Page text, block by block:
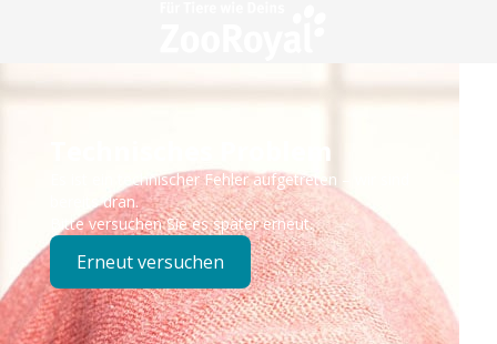
Technisches Problem
Es ist ein technischer Fehler aufgetreten – wir sind
bereits dran.
Bitte versuchen Sie es später erneut.
Erneut versuchen